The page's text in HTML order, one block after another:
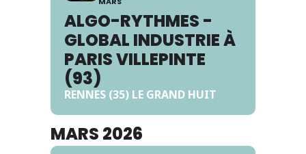
ALGO-RYTHMES -
GLOBAL INDUSTRIE À
PARIS VILLEPINTE
(93)
RENNES (35) LE GRAND HUIT
MARS 2026